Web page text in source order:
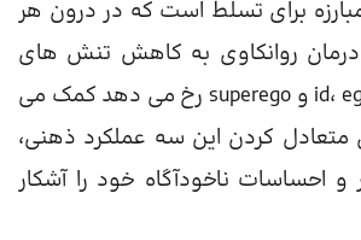
برای تسلط است که در درون هر
روانکاوی به کاهش تنش های
زمینه ای که بین id، ego و superego رخ می دهد کمک می
متعادل کردن این سه عملکرد ذهنی،
و احساسات ناخودآگاه خود را آشکار